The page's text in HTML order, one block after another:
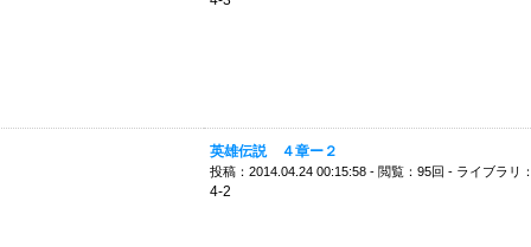
英雄伝説 ４章ー２
投稿：2014.04.24 00:15:58 - 閲覧：95回 - ライブラリ
4-2